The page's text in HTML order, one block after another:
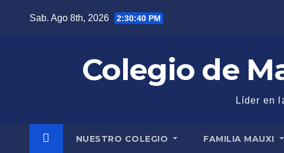
Sab. Ago 8th, 2026 2:30:41 PM
Colegio de
Líder en
NUESTRO COLEGIO FAMILIA MAUXI